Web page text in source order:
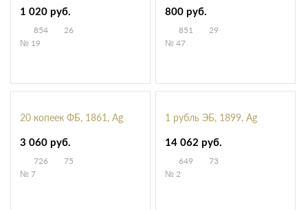
1 020 руб.
854
26
№ 19
800 руб.
851
29
№ 47
20 копеек ФБ, 1861, Ag
3 060 руб.
726
75
№ 7
1 рубль ЭБ, 1899, Ag
14 062 руб.
649
73
№ 2